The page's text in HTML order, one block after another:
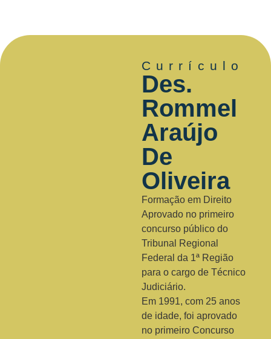
Currículo
Des.
Rommel
Araújo
De
Oliveira
Formação em Direito
Aprovado no primeiro
concurso público do
Tribunal Regional
Federal da 1ª Região
para o cargo de Técnico
Judiciário.
Em 1991, com 25 anos
de idade, foi aprovado
no primeiro Concurso